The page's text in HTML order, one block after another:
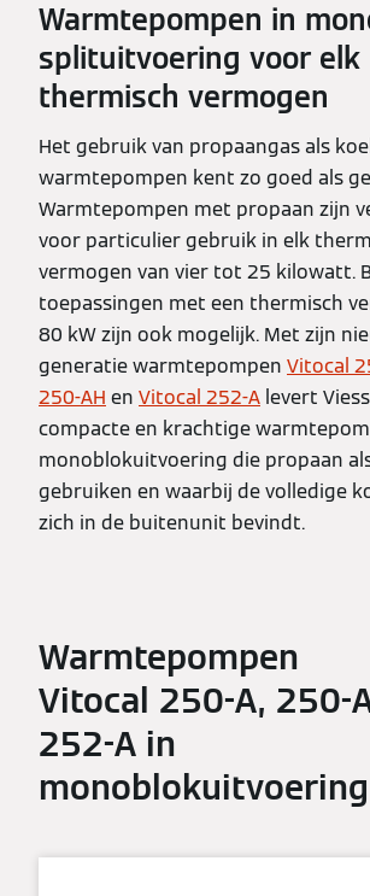
Warmtepompen in
splituitvoering voor elk
thermisch vermogen
Het gebruik van propaangas als
warmtepompen kent zo goed als
Warmtepompen met propaan zijn
voor particulier gebruik in elk
vermogen van vier tot 25 kilowatt.
toepassingen met een thermisch
80 kW zijn ook mogelijk. Met zijn
generatie warmtepompen Vitocal
250-AH en Vitocal 252-A levert
compacte en krachtige
monoblokuitvoering die propaan
gebruiken en waarbij de volledige
zich in de buitenunit bevindt.
Warmtepompen
Vitocal 250-A, 250-
252-A in
monoblokuitvoering